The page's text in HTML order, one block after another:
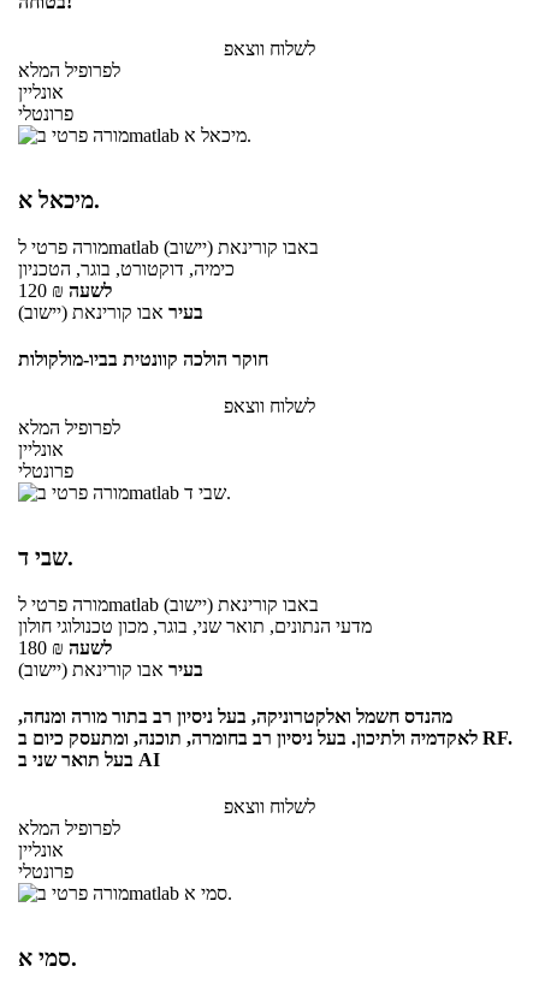
לשלוח ווצאפ
לפרופיל המלא
אונליין
פרונטלי
מיכאל א.
מורה פרטילmatlab באבו קורינאת (יישוב)
כימיה, דוקטורט, בוגר, הטכניון
120 ₪ לשעה
בעיר אבו קורינאת (יישוב)
חוקר הולכה קוונטית בביו-מולקולות
לשלוח ווצאפ
לפרופיל המלא
אונליין
פרונטלי
שבי ד.
מורה פרטילmatlab באבו קורינאת (יישוב)
מדעי הנתונים, תואר שני, בוגר, מכון טכנולוגי חולון
180 ₪ לשעה
בעיר אבו קורינאת (יישוב)
מהנדס חשמל ואלקטרוניקה, בעל ניסיון רב בתור מורה ומנחה,
לאקדמיה ולתיכון. בעל ניסיון רב בחומרה, תוכנה, ומתעסק כיום ב RF.
בעל תואר שני ב AI
לשלוח ווצאפ
לפרופיל המלא
אונליין
פרונטלי
סמי א.